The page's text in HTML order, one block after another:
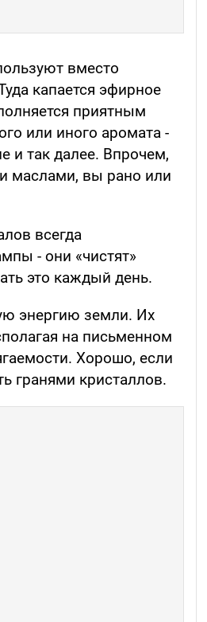
вместо
капается эфирное
приятным
или иного аромата -
так далее. Впрочем,
маслами, вы рано или
всегда
- они «чистят»
это каждый день.
энергию земли. Их
на письменном
Хорошо, если
гранями кристаллов.